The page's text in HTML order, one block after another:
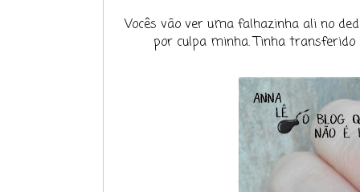
Vocês vão ver uma falhazinha ali no
por culpa minha. Tinha